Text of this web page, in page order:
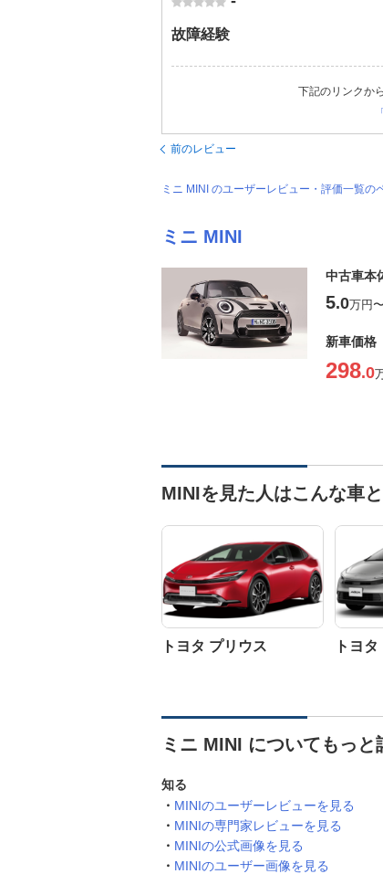
故障経験
下記のリンクか
前のレビュー
ミニ MINI のユーザーレビュー・評価一覧の
ミニ MINI
中古車本
5.0万円〜
新車価格
298.0
MINIを見た人はこんな車
トヨタ プリウス トヨ
ミニ MINI についてもっと
知る
MINIのユーザーレビューを見る
MINIの専門家レビューを見る
MINIの公式画像を見る
MINIのユーザー画像を見る